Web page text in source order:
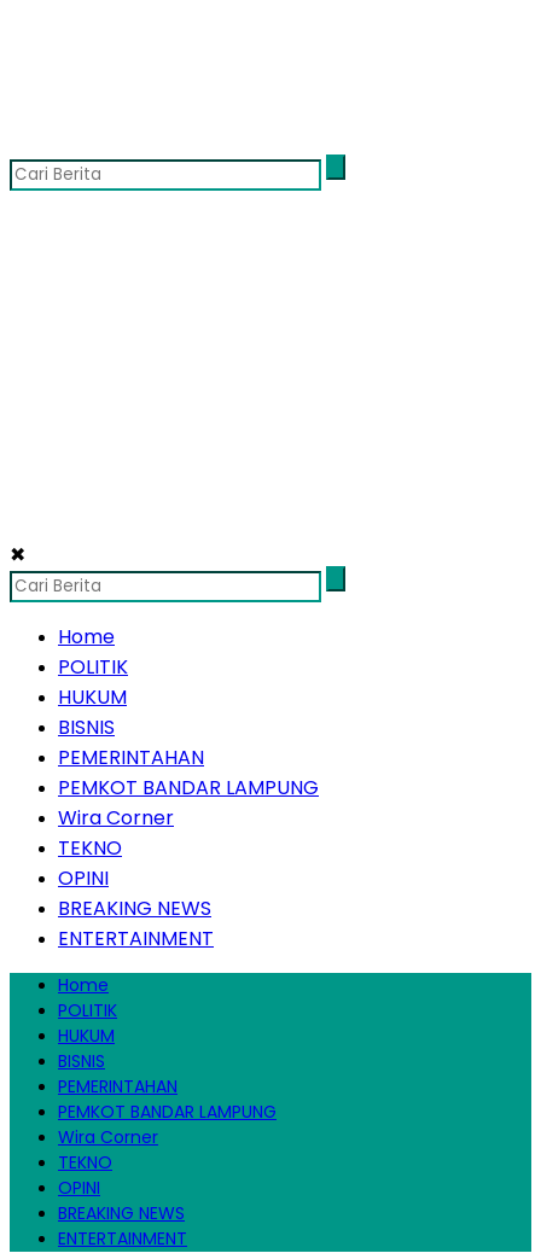
✖
Home
POLITIK
HUKUM
BISNIS
PEMERINTAHAN
PEMKOT BANDAR LAMPUNG
Wira Corner
TEKNO
OPINI
BREAKING NEWS
ENTERTAINMENT
Home
POLITIK
HUKUM
BISNIS
PEMERINTAHAN
PEMKOT BANDAR LAMPUNG
Wira Corner
TEKNO
OPINI
BREAKING NEWS
ENTERTAINMENT